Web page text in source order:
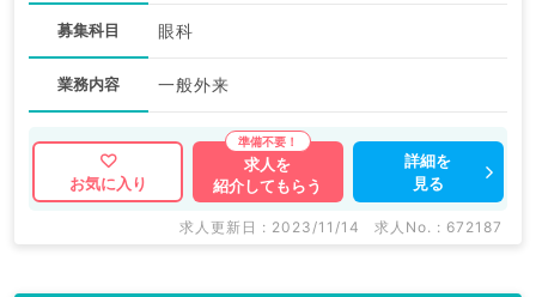
募集科目 眼科
業務内容 一般外来
お気に入り
求人を
紹介してもらう
詳細を
見る
求人更新日 : 2023/11/14 求人No. : 672187